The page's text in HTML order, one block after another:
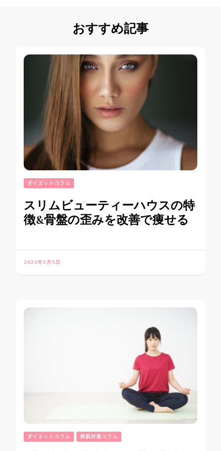
おすすめ記事
ダイエットコラム
スリムビューティーハウスの特
徴&骨盤の歪みを改善で痩せる
2021年3月5日
ダイエットコラム 美肌対策コラム